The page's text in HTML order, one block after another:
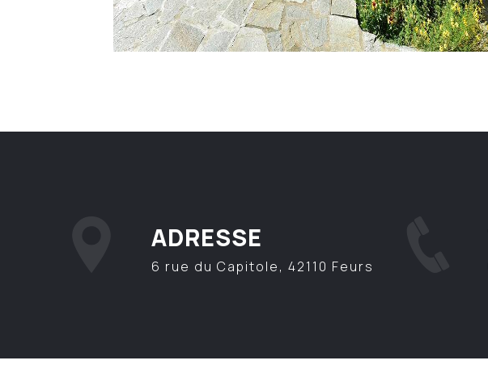
ADRESSE
6 rue du Capitole, 42110 Feurs